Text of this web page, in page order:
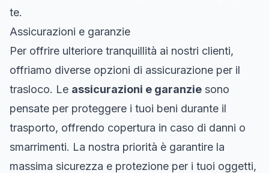
te.
Assicurazioni e garanzie
Per offrire ulteriore tranquillità ai nostri clienti,
offriamo diverse opzioni di assicurazione per il
trasloco. Le assicurazioni e garanzie sono
pensate per proteggere i tuoi beni durante il
trasporto, offrendo copertura in caso di danni o
smarrimenti. La nostra priorità è garantire la
massima sicurezza e protezione per i tuoi oggetti,